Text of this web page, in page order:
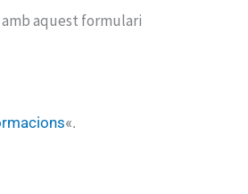
aquest formulari
«.